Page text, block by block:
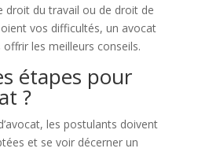
droit du travail ou de droit de
vos difficultés, un avocat
les meilleurs conseils.
étapes pour
?
les postulants doivent
et se voir décerner un